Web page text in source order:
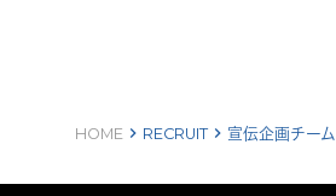
HOME keyboard_arrow_right RECRUIT keyboard_arrow_right 宣伝企画チーム